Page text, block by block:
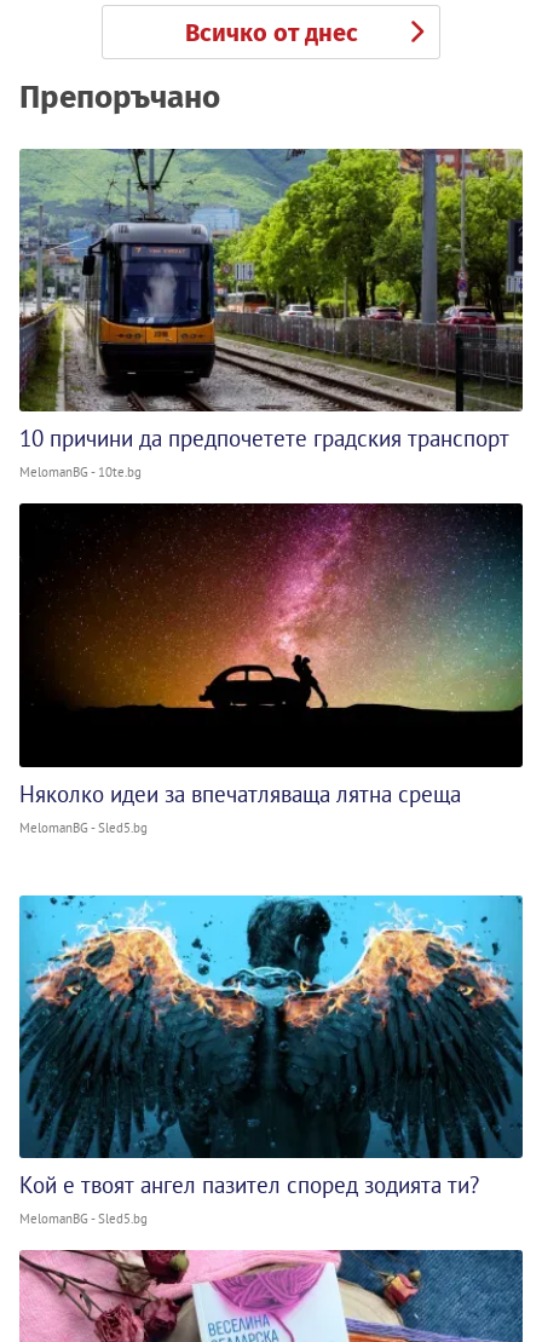
Всичко от днес
Препоръчано
10 причини да предпочетете градския транспорт
MelomanBG - 10te.bg
Няколко идеи за впечатляваща лятна среща
MelomanBG - Sled5.bg
Кой е твоят ангел пазител според зодията ти?
MelomanBG - Sled5.bg